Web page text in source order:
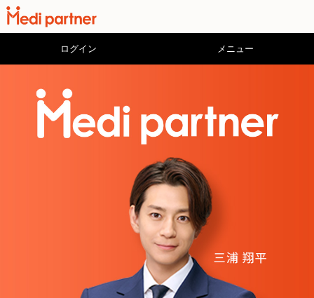
ログイン メニュー